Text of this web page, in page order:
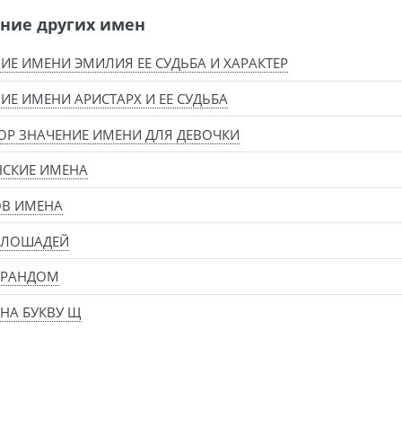
других имен
ИМЕНИ ЭМИЛИЯ ЕЕ СУДЬБА И ХАРАКТЕР
ИМЕНИ АРИСТАРХ И ЕЕ СУДЬБА
ЗНАЧЕНИЕ ИМЕНИ ДЛЯ ДЕВОЧКИ
ИМЕНА
ИМЕНА
БУКВУ Щ